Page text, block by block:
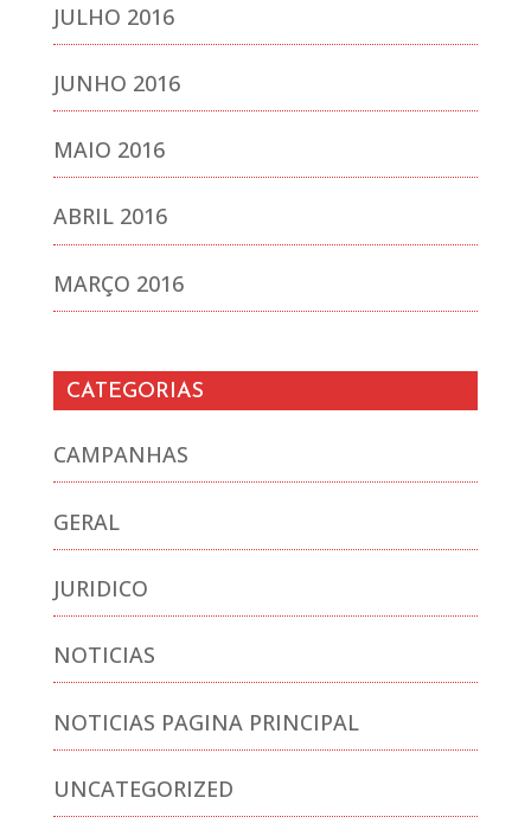
JULHO 2016
JUNHO 2016
MAIO 2016
ABRIL 2016
MARÇO 2016
CATEGORIAS
CAMPANHAS
GERAL
JURIDICO
NOTICIAS
NOTICIAS PAGINA PRINCIPAL
UNCATEGORIZED